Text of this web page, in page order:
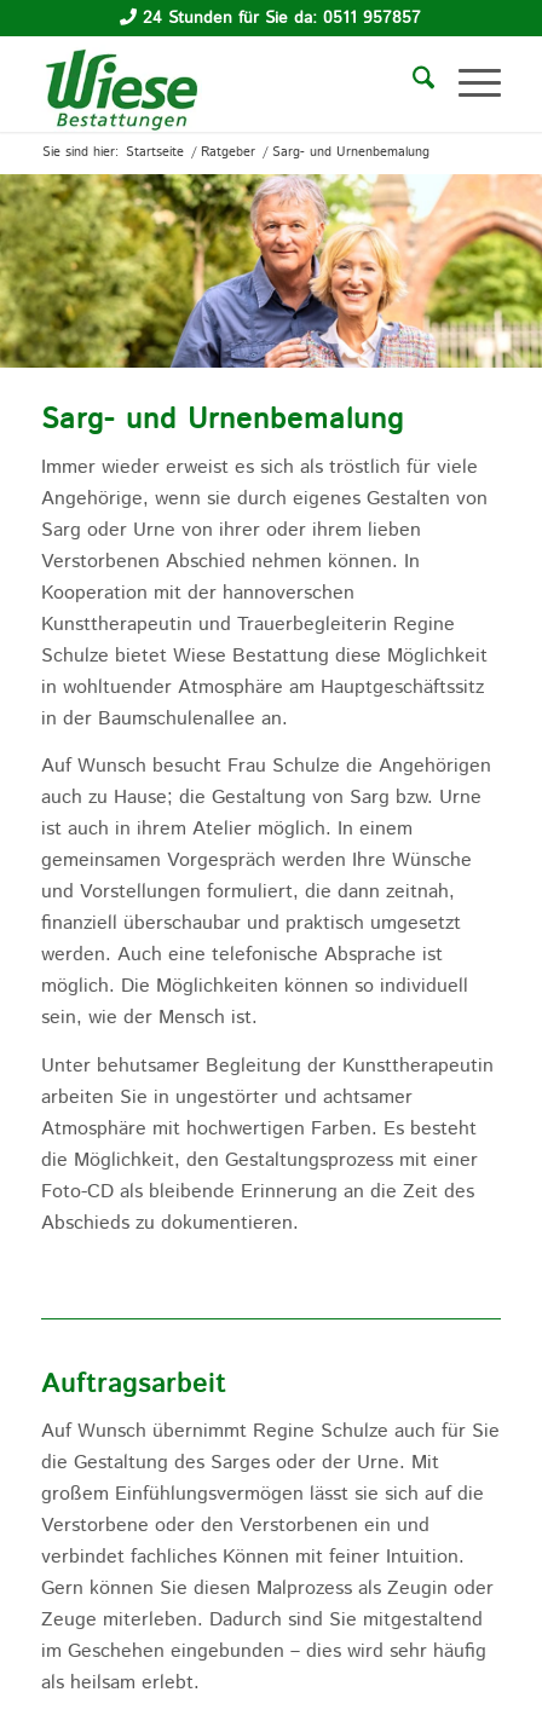
24 Stunden für Sie da: 0511 957857
Sie sind hier: Startseite / Ratgeber / Sarg- und Urnenbemalung
Sarg- und Urnenbemalung
Immer wieder erweist es sich als tröstlich für viele
Angehörige, wenn sie durch eigenes Gestalten von
Sarg oder Urne von ihrer oder ihrem lieben
Verstorbenen Abschied nehmen können. In
Kooperation mit der hannoverschen
Kunsttherapeutin und Trauerbegleiterin Regine
Schulze bietet Wiese Bestattung diese Möglichkeit
in wohltuender Atmosphäre am Hauptgeschäftssitz
in der Baumschulenallee an.
Auf Wunsch besucht Frau Schulze die Angehörigen
auch zu Hause; die Gestaltung von Sarg bzw. Urne
ist auch in ihrem Atelier möglich. In einem
gemeinsamen Vorgespräch werden Ihre Wünsche
und Vorstellungen formuliert, die dann zeitnah,
finanziell überschaubar und praktisch umgesetzt
werden. Auch eine telefonische Absprache ist
möglich. Die Möglichkeiten können so individuell
sein, wie der Mensch ist.
Unter behutsamer Begleitung der Kunsttherapeutin
arbeiten Sie in ungestörter und achtsamer
Atmosphäre mit hochwertigen Farben. Es besteht
die Möglichkeit, den Gestaltungsprozess mit einer
Foto-CD als bleibende Erinnerung an die Zeit des
Abschieds zu dokumentieren.
Auftragsarbeit
Auf Wunsch übernimmt Regine Schulze auch für Sie
die Gestaltung des Sarges oder der Urne. Mit
großem Einfühlungsvermögen lässt sie sich auf die
Verstorbene oder den Verstorbenen ein und
verbindet fachliches Können mit feiner Intuition.
Gern können Sie diesen Malprozess als Zeugin oder
Zeuge miterleben. Dadurch sind Sie mitgestaltend
im Geschehen eingebunden – dies wird sehr häufig
als heilsam erlebt.